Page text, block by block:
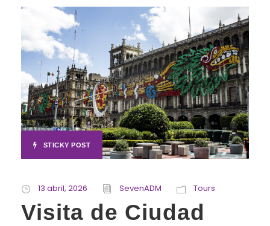
STICKY POST
13 abril, 2026 SevenADM Tours
Visita de Ciudad